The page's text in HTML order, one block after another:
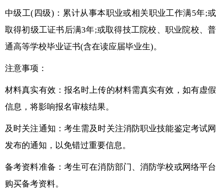
中级工(四级)：累计从事本职业或相关职业工作满5年;或
取得初级工证书后满3年;或取得技工院校、职业院校、普
通高等学校毕业证书(含在读应届毕业生)。
注意事项：
材料真实有效：报名时上传的材料需真实有效，如有虚假
信息，将影响报名审核结果。
及时关注通知：考生需及时关注消防职业技能鉴定考试网
发布的通知，以免错过重要信息。
备考资料准备：考生可在消防部门、消防学校或网络平台
购买备考资料。